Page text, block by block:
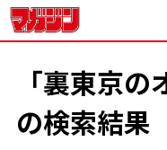
「裏東京の
の検索結果